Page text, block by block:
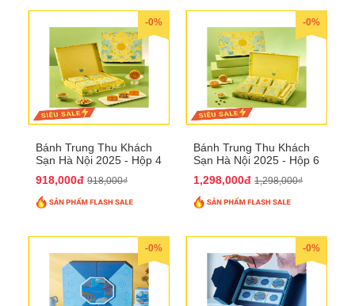
-0%
Bánh Trung Thu Khách
Sạn Hà Nội 2025 - Hộp 4
918,000đ 918,000₫
-0%
Bánh Trung Thu Khách
Sạn Hà Nội 2025 - Hộp 6
1,298,000đ 1,298,000₫
-0% -0%